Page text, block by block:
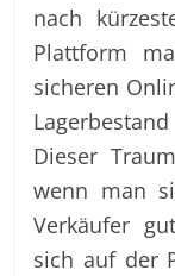
nach
Plattform
sicheren
Dieser
wenn man
Verkäufer
sich auf der